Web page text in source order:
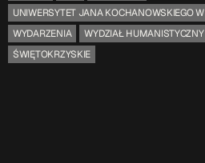
UNIWERSYTET JANA KOCHANOWSKIEGO
WYDARZENIA
WYDZIAŁ HUMANISTYCZNY
ŚWIĘTOKRZYSKIE